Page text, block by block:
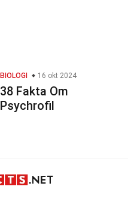
BIOLOGI 16 okt 2024
38 Fakta Om
Psychrofil